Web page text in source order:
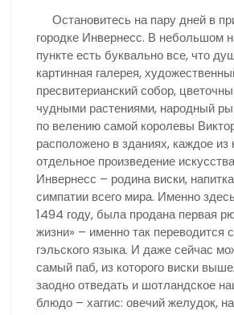
Остановитесь на пару дней в
городке Инвернесс. В небольшом
пункте есть буквально все, что
картинная галерея,
пресвитерианский собор,
чудными растениями, народный
по велению самой королевы
расположено в зданиях, каждое из
отдельное произведение
Инвернесс – родина виски,
симпатии всего мира. Именно
1494 году, была продана первая
жизни» – именно так переводится
гэльского языка. И даже сейчас
самый паб, из которого виски
заодно отведать и шотландское
блюдо – хаггис: овечий желудок,